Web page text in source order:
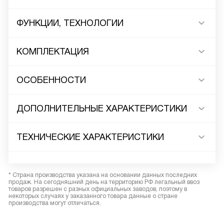
ФУНКЦИИ, ТЕХНОЛОГИИ
КОМПЛЕКТАЦИЯ
ОСОБЕННОСТИ
ДОПОЛНИТЕЛЬНЫЕ ХАРАКТЕРИСТИКИ
ТЕХНИЧЕСКИЕ ХАРАКТЕРИСТИКИ
* Страна производства указана на основании данных последних
продаж. На сегодняшний день на территорию РФ легальный ввоз
товаров разрешен с разных официальных заводов, поэтому в
некоторых случаях у заказанного товара данные о стране
производства могут отличаться.